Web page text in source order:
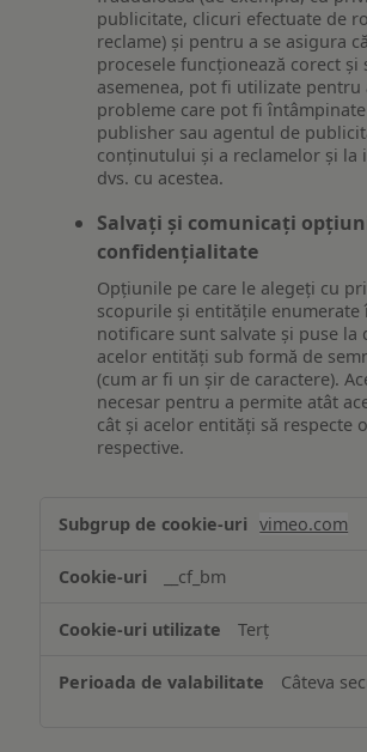
publicitate, clicuri efectuate de
reclame) și pentru a se asigura
procesele funcționează corect și
asemenea, pot fi utilizate pentru
probleme care pot fi întâmpinate
publisher sau agentul de
conținutului și a reclamelor și la
dvs. cu acestea.
Salvați și comunicați
confidențialitate
Opțiunile pe care le alegeți cu
scopurile și entitățile enumerate
notificare sunt salvate și puse la
acelor entități sub formă de
(cum ar fi un șir de caractere).
necesar pentru a permite atât
cât și acelor entități să respecte
respective.
Asigurarea
funcționalităților
website-
ului
vimeo.com
__cf_bm
Terț
Câteva